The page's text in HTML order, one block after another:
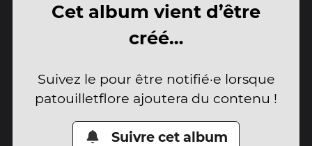
Cet album vient d’être
créé…
Suivez le pour être notifié·e lorsque
patouilletflore ajoutera du contenu !
Suivre cet album